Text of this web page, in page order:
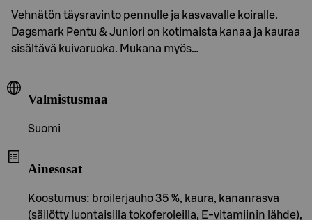
Vehnätön täysravinto pennulle ja kasvavalle koiralle.
Dagsmark Pentu & Juniori on kotimaista kanaa ja kauraa
sisältävä kuivaruoka. Mukana myös…
Valmistusmaa
Suomi
Ainesosat
Koostumus: broilerjauho 35 %, kaura, kananrasva
(säilötty luontaisilla tokoferoleilla, E-vitamiinin lähde),